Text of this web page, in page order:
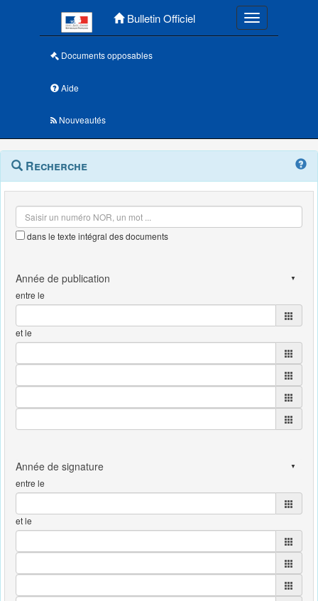
Bulletin Officiel Toggle
Documents opposables
Aide
Nouveautés
Navigation
outils
Menu
contextuel
Recherche
dans le texte intégral des documents
entre le
et le
entre le
et le